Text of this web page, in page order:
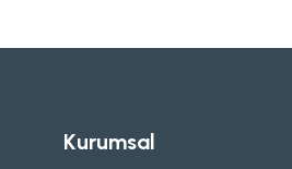
Kurumsal